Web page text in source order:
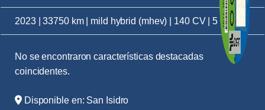
2023 | 33750 km | mild hybrid (mhev) | 140 CV | 5 plazas
No se encontraron características destacadas
coincidentes.
Disponible en: San Isidro